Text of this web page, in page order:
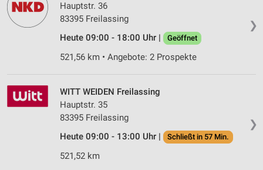
❯
Hauptstr. 36
83395 Freilassing
Heute 09:00 - 18:00 Uhr |
Geöffnet
521,56 km • Angebote: 2 Prospekte
❯
WITT WEIDEN Freilassing
Hauptstr. 35
83395 Freilassing
Heute 09:00 - 13:00 Uhr |
Schließt in 57 Min.
521,52 km